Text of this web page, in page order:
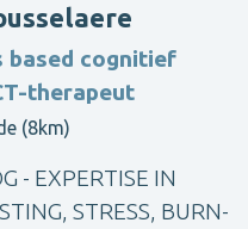
based cognitief
therapeut
(8km)
- EXPERTISE IN
STRESS, BURN-